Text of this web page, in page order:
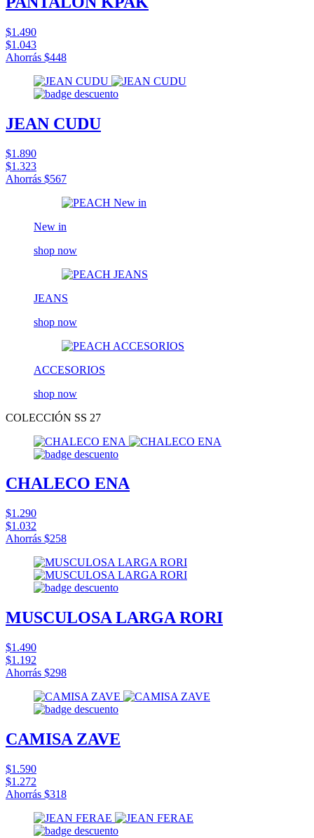
$1.490
$1.043
Ahorrás $448
JEAN CUDU
$1.890
$1.323
Ahorrás $567
New in
shop now
JEANS
shop now
ACCESORIOS
shop now
COLECCIÓN SS 27
CHALECO ENA
$1.290
$1.032
Ahorrás $258
MUSCULOSA LARGA RORI
$1.490
$1.192
Ahorrás $298
CAMISA ZAVE
$1.590
$1.272
Ahorrás $318